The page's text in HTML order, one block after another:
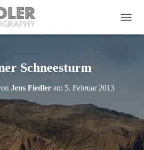
A
U
M
S
C
Schneesturm
Jens Fiedler am 5. Februar 2013